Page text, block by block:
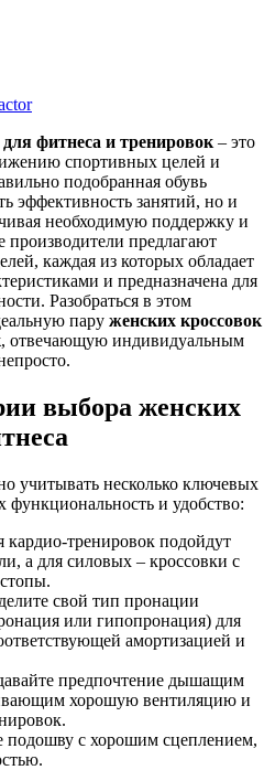
фитнеса и тренировок – это
спортивных целей и
подобранная обувь
эффективность занятий, но и
необходимую поддержку и
предлагают
каждая из которых обладает
и предназначена для
Разобраться в этом
пару женских кроссовок
, отвечающую индивидуальным
выбора женских
учитывать несколько ключевых
и удобство:
кардио-тренировок подойдут
а для силовых – кроссовки с
свой тип пронации
или гипопронация) для
амортизацией и
предпочтение дышащим
хорошую вентиляцию и
подошву с хорошим сцеплением,